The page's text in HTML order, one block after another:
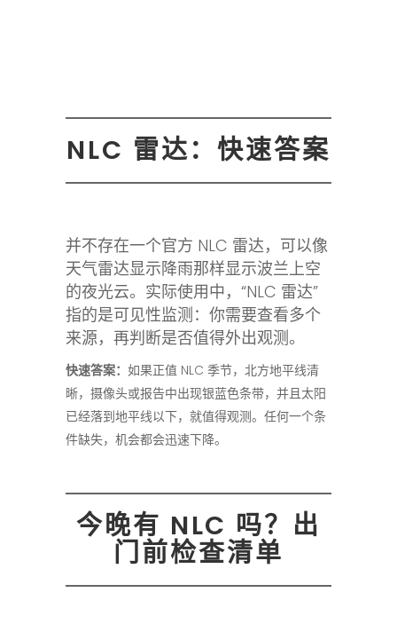
NLC 雷达：快速答案
并不存在一个官方 NLC 雷达，可以像
天气雷达显示降雨那样显示波兰上空
的夜光云。实际使用中，“NLC 雷达”
指的是可见性监测：你需要查看多个
来源，再判断是否值得外出观测。
快速答案： 如果正值 NLC 季节，北方地平线清
晰，摄像头或报告中出现银蓝色条带，并且太阳
已经落到地平线以下，就值得观测。任何一个条
件缺失，机会都会迅速下降。
今晚有 NLC 吗？出
门前检查清单